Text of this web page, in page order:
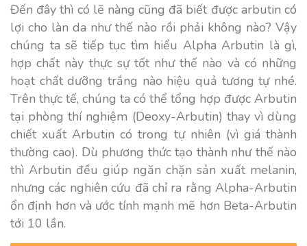
Đến đây thì có lẽ nàng cũng đã biết được arbutin có
lợi cho làn da như thế nào rồi phải không nào? Vậy
chúng ta sẽ tiếp tục tìm hiểu Alpha Arbutin là gì,
hợp chất này thực sự tốt như thế nào và có những
hoạt chất dưỡng trắng nào hiệu quả tương tự nhé.
Trên thực tế, chúng ta có thể tổng hợp được Arbutin
tại phòng thí nghiệm (Deoxy-Arbutin) thay vì dùng
chiết xuất Arbutin có trong tự nhiên (vì giá thành
thường cao). Dù phương thức tạo thành như thế nào
thì Arbutin đều giúp ngăn chặn sản xuất melanin,
nhưng các nghiên cứu đã chỉ ra rằng Alpha-Arbutin
ổn định hơn và ước tính mạnh mẽ hơn Beta-Arbutin
tới 10 lần.